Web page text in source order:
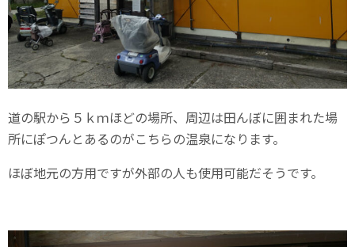
道の駅から５ｋｍほどの場所、周辺は田んぼに囲まれた場
所にぽつんとあるのがこちらの温泉になります。
ほぼ地元の方用ですが外部の人も使用可能だそうです。